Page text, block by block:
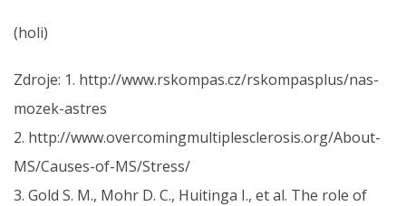
(holi)
Zdroje: 1. http://www.rskompas.cz/rskompasplus/nas-
mozek-astres
2. http://www.overcomingmultiplesclerosis.org/About-
MS/Causes-of-MS/Stress/
3. Gold S. M., Mohr D. C., Huitinga I., et al. The role of